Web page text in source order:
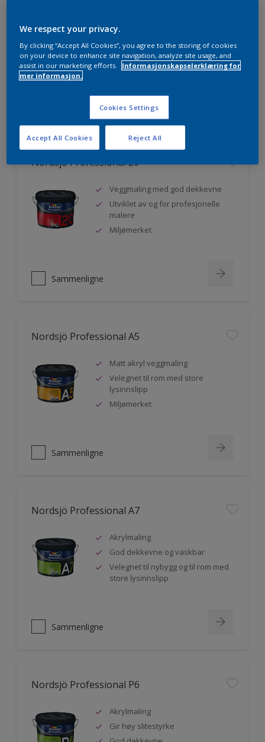
Lett å påføre og fordele
Jevnere og finere finish, også i
mørke farger
Sammenligne
Nordsjö Professional 20
Veggmaling med god dekkevne
Utviklet av og for profesjonelle
malere
Miljømerket
Sammenligne
Nordsjö Professional A5
Matt akryl veggmaling
Velegnet til rom med store
lysinnslipp
Miljømerket
Sammenligne
Nordsjö Professional A7
Akrylmaling
God dekkevne og vaskbar
Velegnet til nybygg og til rom med
store lysinnslipp
Sammenligne
Nordsjö Professional P6
Akrylmaling
Gir høy slitestyrke
We respect your privacy.
By clicking “Accept All Cookies”, you agree to the storing of cookies
on your device to enhance site navigation, analyze site usage, and
assist in our marketing efforts.
Informasjonskapselerklæring for
mer informasjon.
Cookies Settings
Reject All
Accept All Cookies